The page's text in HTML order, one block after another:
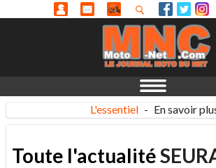
L'essentiel - En savoir
Toute l'actualité